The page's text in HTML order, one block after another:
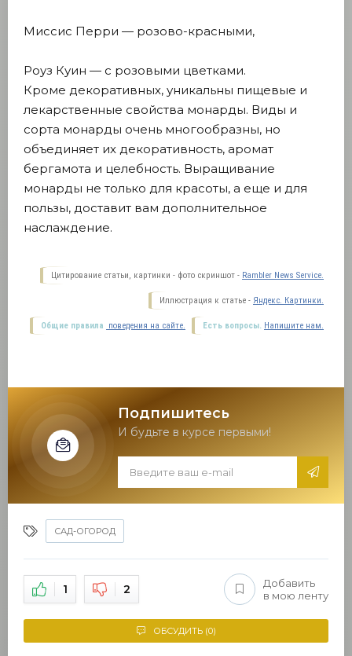
Миссис Перри — розово-красными,
Роуз Куин — с розовыми цветками.
Кроме декоративных, уникальны пищевые и
лекарственные свойства монарды. Виды и
сорта монарды очень многообразны, но
объединяет их декоративность, аромат
бергамота и целебность. Выращивание
монарды не только для красоты, а еще и для
пользы, доставит вам дополнительное
наслаждение.
Цитирование статьи, картинки - фото скриншот - Rambler News Service.
Иллюстрация к статье - Яндекс. Картинки.
Есть вопросы. Напишите нам.
Общие правила поведения на сайте.
Подпишитесь
И будьте в курсе первыми!
САД-ОГОРОД
1 2
Добавить
в мою ленту
ОБСУДИТЬ (0)